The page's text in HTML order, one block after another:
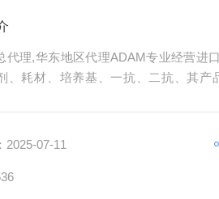
代理,华东地区代理ADAM专业经营进
、耗材、培养基、一抗、二抗、其
2025-07-11